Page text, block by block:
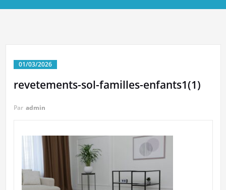
01/03/2026
revetements-sol-familles-enfants1(1)
Par admin